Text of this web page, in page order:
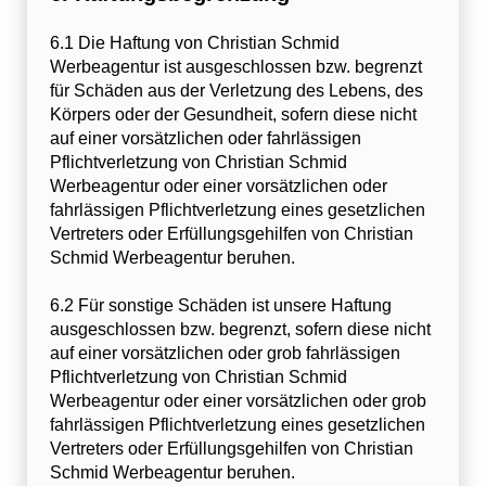
6.1 Die Haftung von Christian Schmid
Werbeagentur ist ausgeschlossen bzw. begrenzt
für Schäden aus der Verletzung des Lebens, des
Körpers oder der Gesundheit, sofern diese nicht
auf einer vorsätzlichen oder fahrlässigen
Pflichtverletzung von Christian Schmid
Werbeagentur oder einer vorsätzlichen oder
fahrlässigen Pflichtverletzung eines gesetzlichen
Vertreters oder Erfüllungsgehilfen von Christian
Schmid Werbeagentur beruhen.
6.2 Für sonstige Schäden ist unsere Haftung
ausgeschlossen bzw. begrenzt, sofern diese nicht
auf einer vorsätzlichen oder grob fahrlässigen
Pflichtverletzung von Christian Schmid
Werbeagentur oder einer vorsätzlichen oder grob
fahrlässigen Pflichtverletzung eines gesetzlichen
Vertreters oder Erfüllungsgehilfen von Christian
Schmid Werbeagentur beruhen.